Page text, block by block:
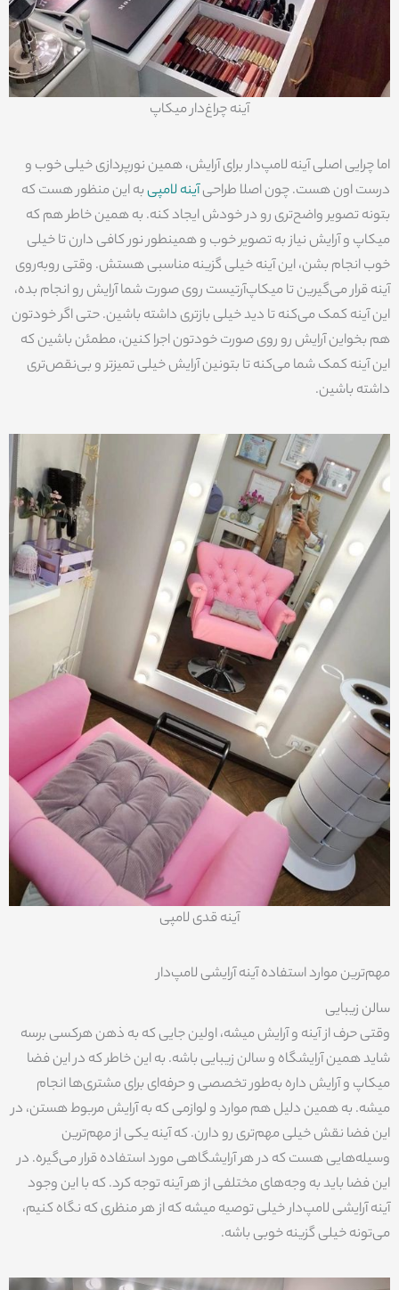
آینه چراغ‌دار میکاپ
اما چرایی اصلی آینه لامپ‌دار برای آرایش، همین نورپردازی خیلی خوب و
درست اون هست. چون اصلا طراحیآینه لامپیبه این منظور هست که
بتونه تصویر واضح‌تری رو در خودش ایجاد کنه. به همین خاطر هم که
میکاپ و آرایش نیاز به تصویر خوب و همینطور نور کافی دارن تا خیلی
خوب انجام بشن، این آینه خیلی گزینه مناسبی هستش. وقتی روبه‌روی
آینه قرار می‌گیرین تا میکاپ‌آرتیست روی صورت شما آرایش رو انجام بده،
این آینه کمک می‌کنه تا دید خیلی بازتری داشته باشین. حتی اگر خودتون
هم بخواین آرایش رو روی صورت خودتون اجرا کنین، مطمئن باشین که
این آینه کمک شما می‌کنه تا بتونین آرایش خیلی تمیزتر و بی‌نقص‌تری
داشته باشین.
آینه قدی لامپی
مهم‌ترین موارد استفاده آینه آرایشی لامپ‌دار
سالن زیبایی
وقتی حرف از آینه و آرایش میشه، اولین جایی که به ذهن هرکسی برسه
شاید همین آرایشگاه و سالن زیبایی باشه. به این خاطر که در این فضا
میکاپ و آرایش داره به‌طور تخصصی و حرفه‌ای برای مشتری‌ها انجام
میشه. به همین دلیل هم موارد و لوازمی که به آرایش مربوط هستن، در
این فضا نقش خیلی مهم‌تری رو دارن. که آینه یکی از مهم‌ترین
وسیله‌هایی هست که در هر آرایشگاهی مورد استفاده قرار می‌گیره. در
این فضا باید به وجه‌های مختلفی از هر آینه توجه کرد. که با این وجود
آینه آرایشی لامپ‌دار خیلی توصیه میشه که از هر منظری که نگاه کنیم،
می‌تونه خیلی گزینه خوبی باشه.